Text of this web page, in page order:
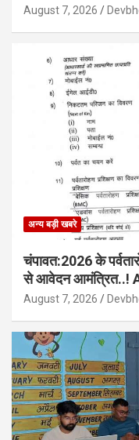
August 7, 2026
अन्य बड़ी खबरे
चंपावत:2026 के
से आवेदन आमंत्रित..!
August 7, 2026